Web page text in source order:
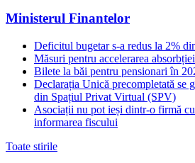
Ministerul Finantelor
Deficitul bugetar s-a redus la 2%
Măsuri pentru accelerarea
Bilete la băi pentru pensionari în
Declarația Unică precompletată se
din Spațiul Privat Virtual (SPV)
Asociații nu pot ieși dintr-o firmă
informarea fiscului
Toate stirile